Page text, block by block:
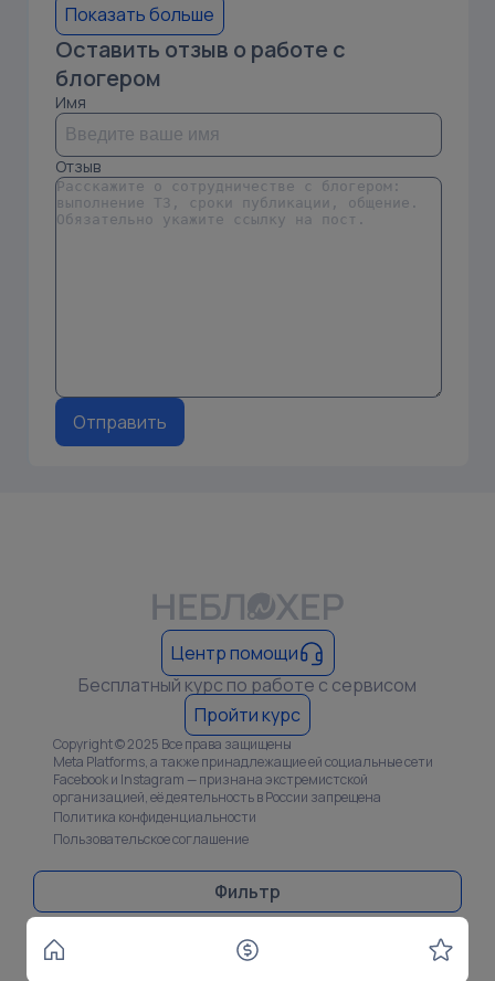
Фильтр
Показать больше
Оставить отзыв о работе с
блогером
Имя
Отзыв
Отправить
Центр помощи
Copyright © 2025 Все права защищены
Meta Platforms, а также принадлежащие ей социальные сети
Facebook и Instagram — признана экстремистской
организацией, её деятельность в России запрещена
Политика конфиденциальности
Пользовательское соглашение
Бесплатный курс по работе с сервисом
Пройти курс